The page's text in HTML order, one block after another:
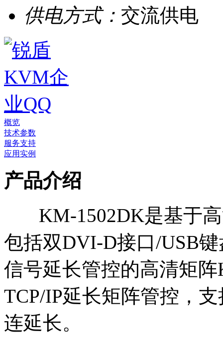
供电方式： 交流供电
概览
技术参数
服务支持
应用实例
产品介绍
KM-1502DK是基于高
包括双DVI-D接口/USB
信号延长管控的高清矩
TCP/IP延长矩阵管控，
连延长。